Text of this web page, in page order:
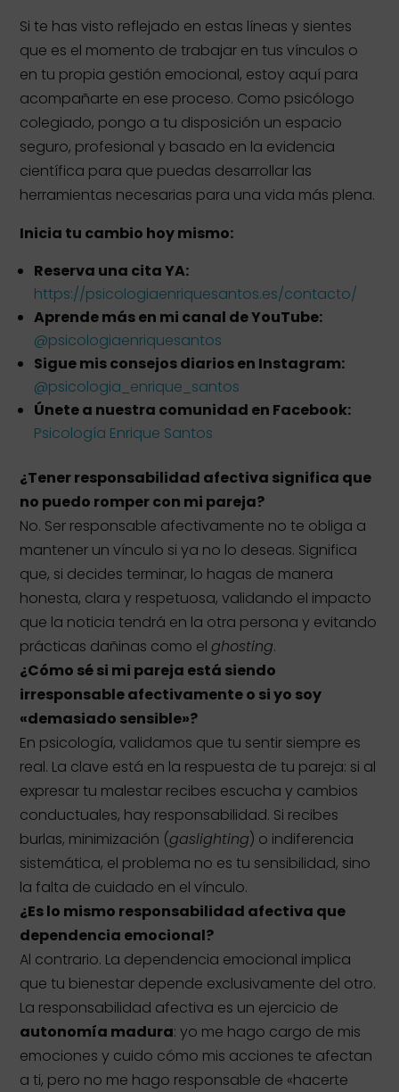
Si te has visto reflejado en estas líneas y sientes
que es el momento de trabajar en tus vínculos o
en tu propia gestión emocional, estoy aquí para
acompañarte en ese proceso. Como psicólogo
colegiado, pongo a tu disposición un espacio
seguro, profesional y basado en la evidencia
científica para que puedas desarrollar las
herramientas necesarias para una vida más plena.
Inicia tu cambio hoy mismo:
Reserva una cita YA:
https://psicologiaenriquesantos.es/contacto/
Aprende más en mi canal de YouTube:
@psicologiaenriquesantos
Sigue mis consejos diarios en Instagram:
@psicologia_enrique_santos
Únete a nuestra comunidad en Facebook:
Psicología Enrique Santos
¿Tener responsabilidad afectiva significa que
no puedo romper con mi pareja?
No. Ser responsable afectivamente no te obliga a
mantener un vínculo si ya no lo deseas. Significa
que, si decides terminar, lo hagas de manera
honesta, clara y respetuosa, validando el impacto
que la noticia tendrá en la otra persona y evitando
prácticas dañinas como el ghosting.
¿Cómo sé si mi pareja está siendo
irresponsable afectivamente o si yo soy
«demasiado sensible»?
En psicología, validamos que tu sentir siempre es
real. La clave está en la respuesta de tu pareja: si al
expresar tu malestar recibes escucha y cambios
conductuales, hay responsabilidad. Si recibes
burlas, minimización (gaslighting) o indiferencia
sistemática, el problema no es tu sensibilidad, sino
la falta de cuidado en el vínculo.
¿Es lo mismo responsabilidad afectiva que
dependencia emocional?
Al contrario. La dependencia emocional implica
que tu bienestar depende exclusivamente del otro.
La responsabilidad afectiva es un ejercicio de
autonomía madura: yo me hago cargo de mis
emociones y cuido cómo mis acciones te afectan
a ti, pero no me hago responsable de «hacerte